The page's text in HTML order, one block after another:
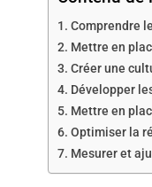
Comprendre
Mettre en
Créer une
Développer
Mettre en
Optimiser la
Mesurer et